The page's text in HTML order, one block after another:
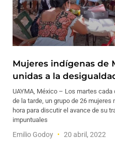
Mujeres indígenas de
unidas a la
UAYMA, México – Los martes
de la tarde, un grupo de 26
hora para discutir el avance de su
impuntuales
Emilio Godoy 20 abril, 2022